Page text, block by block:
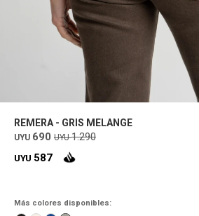
REMERA - GRIS MELANGE
UYU 690 UYU 1.290
UYU 587
Más colores disponibles: